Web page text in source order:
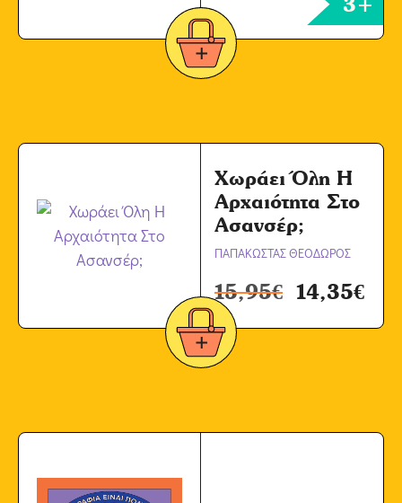
Χωράει Όλη Η
Αρχαιότητα Στο
Ασανσέρ;
ΠΑΠΑΚΩΣΤΑΣ ΘΕΟΔΩΡΟΣ
15,95€ 14,35€